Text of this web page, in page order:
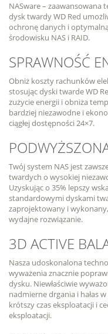
NASware –
dysk twardy WD Red
ochronę danych i
środowisku NAS i RAID.
SPRAWNOŚĆ
Obniż koszty rachunków
stosując dyski twarde WD
zużycie energii i obniża
bardziej niezawodne i
ciągłej dostępności 24×7.
Twój system NAS jest
twardych o wysokiej
Uzyskując o 35% lepszy
standardowymi dyskami
zaprojektowany i
wydajne rozwiązanie.
3D ACTIVE
Nasza udoskonalona
wyważenia znacznie
dysku. Niewłaściwie
nadmierne drgania i hałas
krótszy czas eksploatacji i
eksploatacji.